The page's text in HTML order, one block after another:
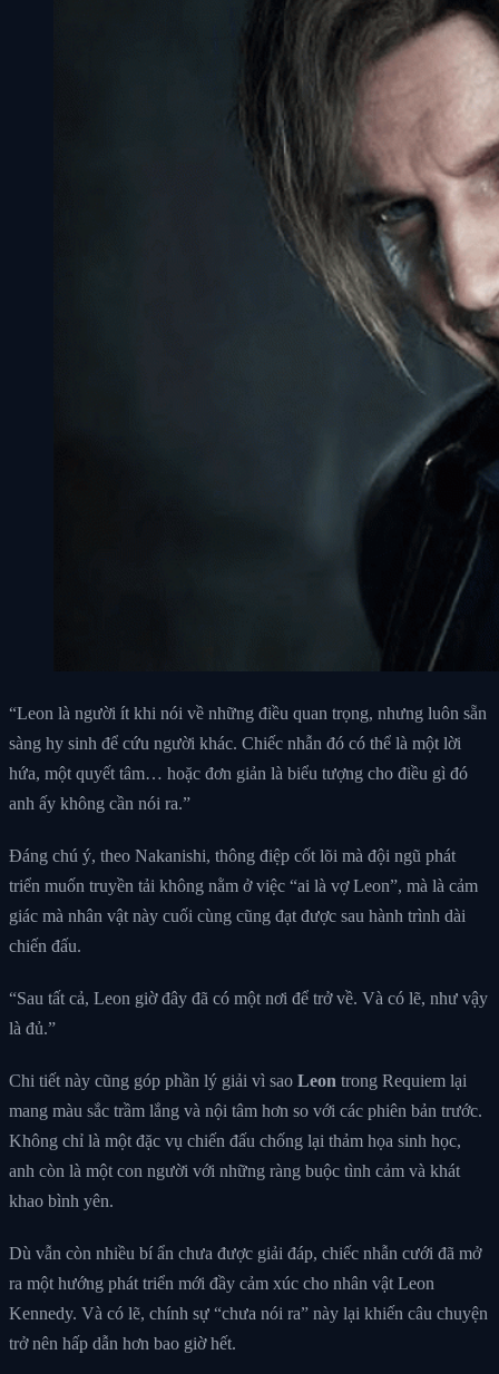
“Leon là người ít khi nói về những điều quan trọng, nhưng luôn sẵn
sàng hy sinh để cứu người khác. Chiếc nhẫn đó có thể là một lời
hứa, một quyết tâm… hoặc đơn giản là biểu tượng cho điều gì đó
anh ấy không cần nói ra.”
Đáng chú ý, theo Nakanishi, thông điệp cốt lõi mà đội ngũ phát
triển muốn truyền tải không nằm ở việc “ai là vợ Leon”, mà là cảm
giác mà nhân vật này cuối cùng cũng đạt được sau hành trình dài
chiến đấu.
“Sau tất cả, Leon giờ đây đã có một nơi để trở về. Và có lẽ, như vậy
là đủ.”
Chi tiết này cũng góp phần lý giải vì sao Leon trong Requiem lại
mang màu sắc trầm lắng và nội tâm hơn so với các phiên bản trước.
Không chỉ là một đặc vụ chiến đấu chống lại thảm họa sinh học,
anh còn là một con người với những ràng buộc tình cảm và khát
khao bình yên.
Dù vẫn còn nhiều bí ẩn chưa được giải đáp, chiếc nhẫn cưới đã mở
ra một hướng phát triển mới đầy cảm xúc cho nhân vật Leon
Kennedy. Và có lẽ, chính sự “chưa nói ra” này lại khiến câu chuyện
trở nên hấp dẫn hơn bao giờ hết.